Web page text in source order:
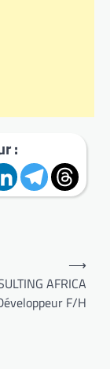
:
AFRICA
F/H
⟶